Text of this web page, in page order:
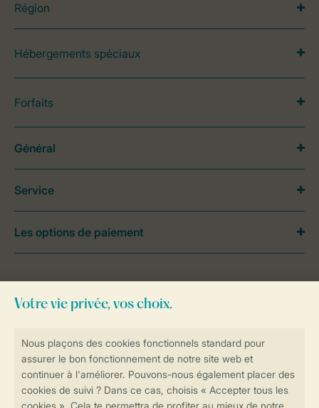
Région
Hébergements spéciaux
Forfaits
contactez notreContact Center.
Général
Service
Les options de paiement